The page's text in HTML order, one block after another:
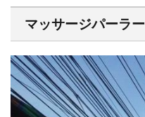
マッサージパーラー